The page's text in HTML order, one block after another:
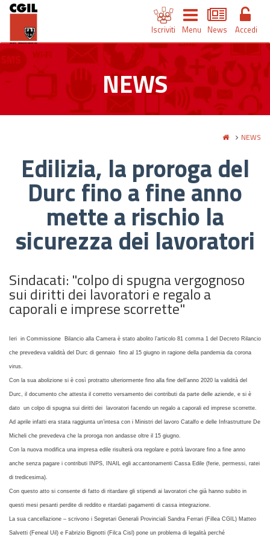
Iscriviti Menu News Accedi
NEWS
NEWS
Edilizia, la proroga del
Durc fino a fine anno
mette a rischio la
sicurezza dei lavoratori
Sindacati: "colpo di spugna vergognoso
sui diritti dei lavoratori e regalo a
caporali e imprese scorrette"
Ieri in Commissione Bilancio alla Camera è stato abolito l’articolo 81 comma 1 del Decreto Rilancio
che prevedeva validità del Durc di gennaio fino al 15 giugno in ragione della pandemia da corona
virus.
Con la sua abolizione si è così protratto ulteriormente fino alla fine dell’anno 2020 la validità del
Durc, il documento che attesta il corretto versamento dei contributi da parte delle aziende, e si è
dato un colpo di spugna sui diritti dei lavoratori facendo un regalo a caporali ed imprese scorrette.
Ad aprile infatti era stata raggiunta un’intesa con i Ministri del lavoro Catalfo e delle Infrastrutture De
Micheli che prevedeva che la proroga non andasse oltre il 15 giugno.
Con la nuova modifica una impresa edile risulterà ora regolare e potrà lavorare fino a fine anno
anche senza pagare i contributi INPS, INAIL egli accantonamenti Cassa Edile (ferie, permessi, ratei
di tredicesima).
Con questo atto si consente di fatto di ritardare gli stipendi ai lavoratori che già hanno subito in
questi mesi pesanti perdite di reddito e ritardati pagamenti di cassa integrazione.
La sua cancellazione – scrivono i Segretari Generali Provinciali Sandra Ferrari (Fillea CGIL) Matteo
Salvetti (Feneal Uil) e Fabrizio Bignotti (Filca Cisl) pone un problema di legalità perché